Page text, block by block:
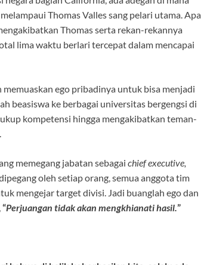
Thomas Valles sang pelari utama. Apa
Thomas serta rekan-rekannya
lima waktu berlari tercepat dalam mencapai
ego pribadinya untuk bisa menjadi
beasiswa ke berbagai universitas bergengsi di
kompetensi hingga mengakibatkan teman-
memegang jabatan sebagai chief executive,
oleh setiap orang, semua anggota tim
mengejar target divisi. Jadi buanglah ego dan
“Perjuangan tidak akan mengkhianati hasil.”